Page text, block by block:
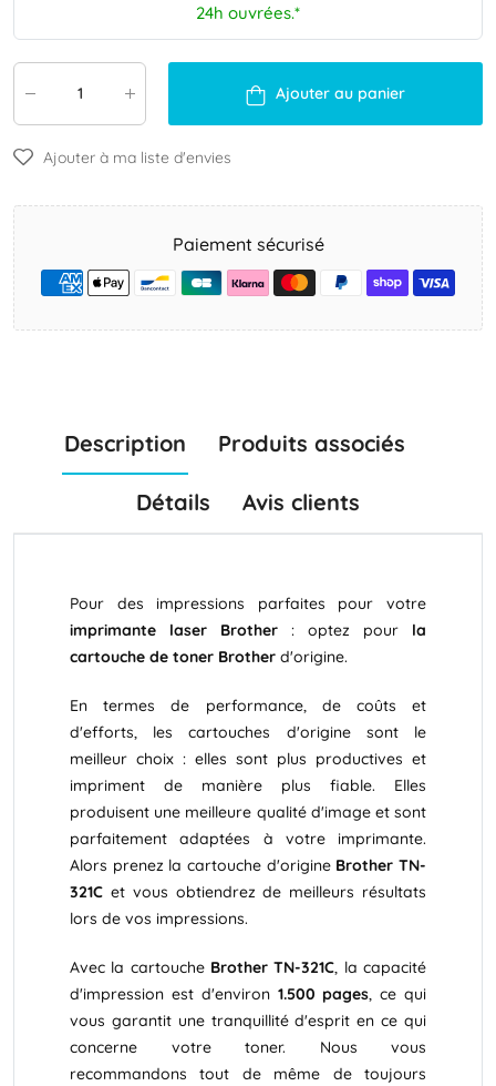
24h ouvrées.*
Ajouter au panier
Ajouter à ma liste d'envies
Paiement sécurisé
Description Produits associés
Détails Avis clients
Pour des impressions parfaites pour votre
imprimante laser Brother : optez pour la
cartouche de toner Brother d'origine.
En termes de performance, de coûts et
d'efforts, les cartouches d'origine sont le
meilleur choix : elles sont plus productives et
impriment de manière plus fiable. Elles
produisent une meilleure qualité d'image et sont
parfaitement adaptées à votre imprimante.
Alors prenez la cartouche d'origine Brother TN-
321C et vous obtiendrez de meilleurs résultats
lors de vos impressions.
Avec la cartouche Brother TN-321C, la capacité
d'impression est d'environ 1.500 pages, ce qui
vous garantit une tranquillité d'esprit en ce qui
concerne votre toner. Nous vous
recommandons tout de même de toujours